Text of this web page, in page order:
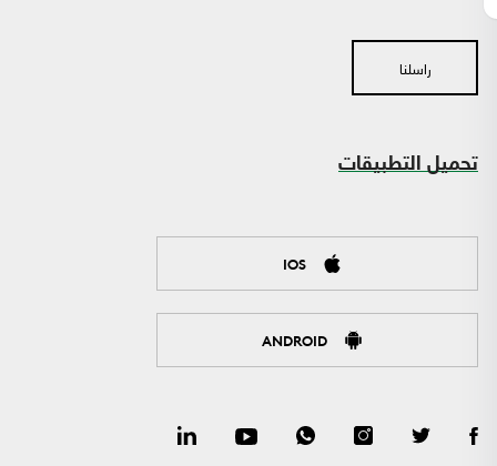
راسلنا
تحميل التطبيقات
IOS
ANDROID